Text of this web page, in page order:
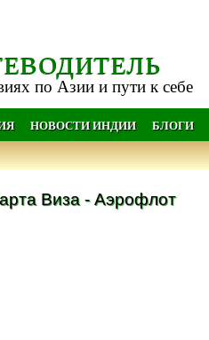
по Азии и пути к себе
НОВОСТИ ИНДИИ БЛОГИ
Виза - Аэрофлот